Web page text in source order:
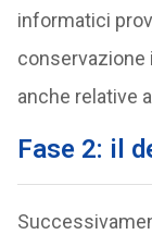
informatici
conservazione
anche relative
Fase 2: il